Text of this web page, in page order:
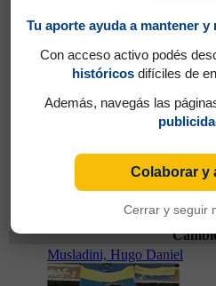
Partidos jugados por Gabriel
Torneo Apertura 1990
Musladini, Hugo Daniel
Tu aporte ayuda a mantener
Con acceso activo podés
históricos difíciles de
Además, navegás las
Colaborar y
Cerrar y seguir